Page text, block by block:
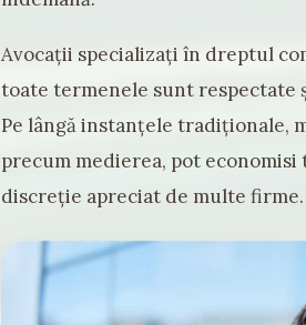
Avocații specializați în dreptul
toate termenele sunt respectate
Pe lângă instanțele tradiționale,
precum medierea, pot
discreție apreciat de multe firme.